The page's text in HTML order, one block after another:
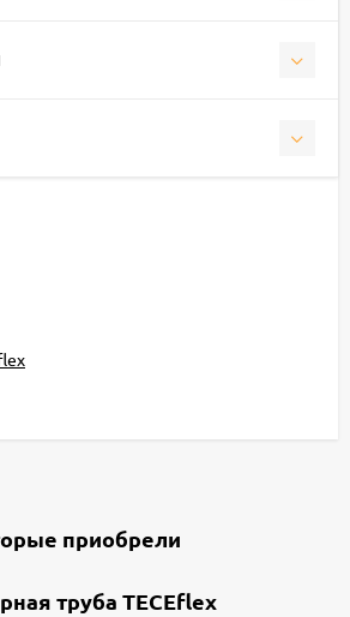
приобрели
труба TECEflex